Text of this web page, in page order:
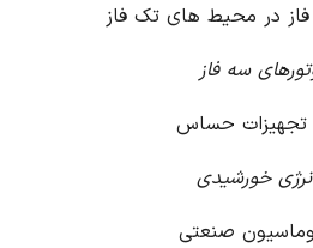
فاز در محیط های تک فاز
سه فاز
تجهیزات حساس
خورشیدی
صنعتی